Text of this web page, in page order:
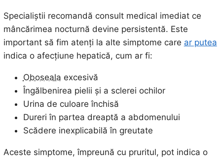
Specialiștii recomandă consult medical imediat ce
mâncărimea nocturnă devine persistentă. Este
important să fim atenți la alte simptome care ar putea
indica o afecțiune hepatică, cum ar fi:
Oboseala excesivă
Îngălbenirea pielii și a sclerei ochilor
Urina de culoare închisă
Dureri în partea dreaptă a abdomenului
Scădere inexplicabilă în greutate
Aceste simptome, împreună cu pruritul, pot indica o